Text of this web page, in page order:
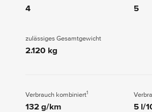
4 5
zulässiges Gesamtgewicht
2.120 kg
Verbrauch kombiniert1
132 g/km 5 l/